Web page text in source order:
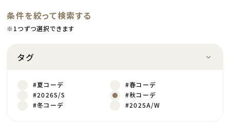
条件を絞って検索する
※1つずつ選択できます
タグ
#夏コーデ
#春コーデ
#2026S/S
#秋コーデ
#冬コーデ
#2025A/W